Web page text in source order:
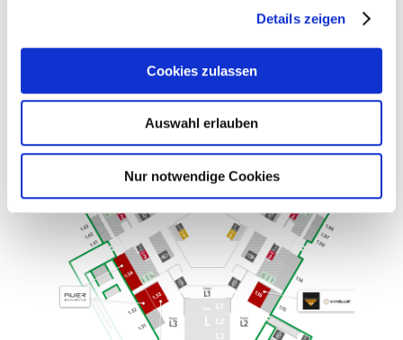
Details zeigen
Cookies zulassen
Auswahl erlauben
Nur notwendige Cookies